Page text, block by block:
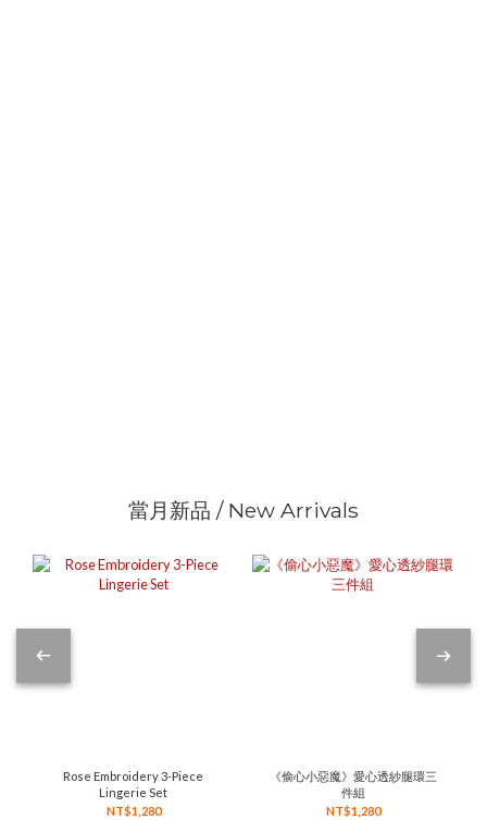
當月新品 / New Arrivals
Rose Embroidery 3-Piece
Lingerie Set
NT$1,280
《偷心小惡魔》愛心透紗腿環三
件組
NT$1,280